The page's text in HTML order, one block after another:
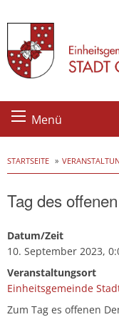
Skip
Menü
STARTSEITE
Tag des
Datum/Zeit
10. September 2023,
Veranstaltungsort
Einheitsgemeinde
Zum Tag es offenen